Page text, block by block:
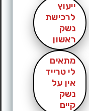
ייעוץ
לרכישת
נשק
ראשון
מתאים
לי טרייד
אין על
נשק
קיים